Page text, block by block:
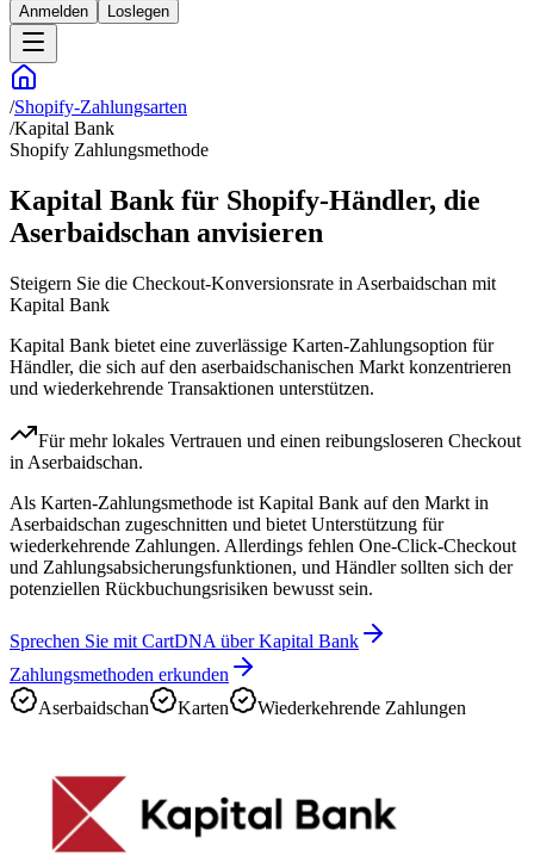
Anmelden Loslegen
/Shopify-Zahlungsarten
/Kapital Bank
Shopify Zahlungsmethode
Kapital Bank für Shopify-Händler, die
Aserbaidschan anvisieren
Steigern Sie die Checkout-Konversionsrate in Aserbaidschan mit
Kapital Bank
Kapital Bank bietet eine zuverlässige Karten-Zahlungsoption für
Händler, die sich auf den aserbaidschanischen Markt konzentrieren
und wiederkehrende Transaktionen unterstützen.
Für mehr lokales Vertrauen und einen reibungsloseren Checkout
in Aserbaidschan.
Als Karten-Zahlungsmethode ist Kapital Bank auf den Markt in
Aserbaidschan zugeschnitten und bietet Unterstützung für
wiederkehrende Zahlungen. Allerdings fehlen One-Click-Checkout
und Zahlungsabsicherungsfunktionen, und Händler sollten sich der
potenziellen Rückbuchungsrisiken bewusst sein.
Sprechen Sie mit CartDNA über Kapital Bank
Zahlungsmethoden erkunden
Aserbaidschan
Karten Wiederkehrende Zahlungen